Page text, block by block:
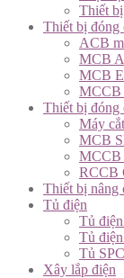
Thiết
Thiết bị đóng
ACB
MCB
MCB
MCCB
Thiết bị đóng
Máy
MCB
MCCB
RCCB
Thiết bị nâng
Tủ điện
Tủ
Tủ
Tủ
Xây lắp điện